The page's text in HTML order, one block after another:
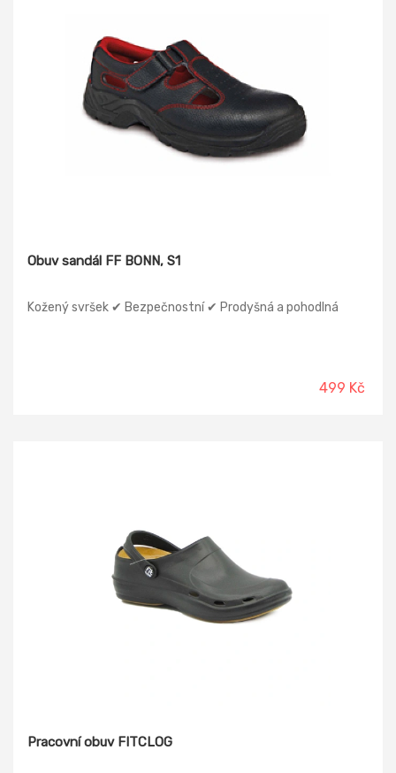
Obuv sandál FF BONN, S1
Kožený svršek ✔ Bezpečnostní ✔ Prodyšná a pohodlná
499 Kč
Pracovní obuv FITCLOG